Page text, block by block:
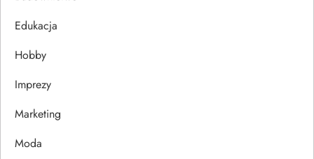
a
w
p
Edukacja
Hobby
Imprezy
Marketing
Moda